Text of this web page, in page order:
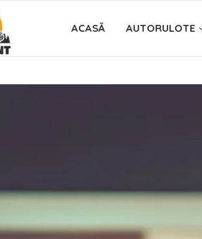
ACASĂ AUTORULOTE